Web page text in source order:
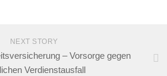
NEXT STORY
– Vorsorge gegen
Verdienstausfall